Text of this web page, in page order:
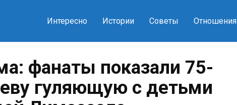
Интересно Истории Советы Отношения
фанаты показали 75-
гуляющую с детьми